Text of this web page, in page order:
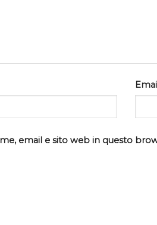
email e sito web in questo